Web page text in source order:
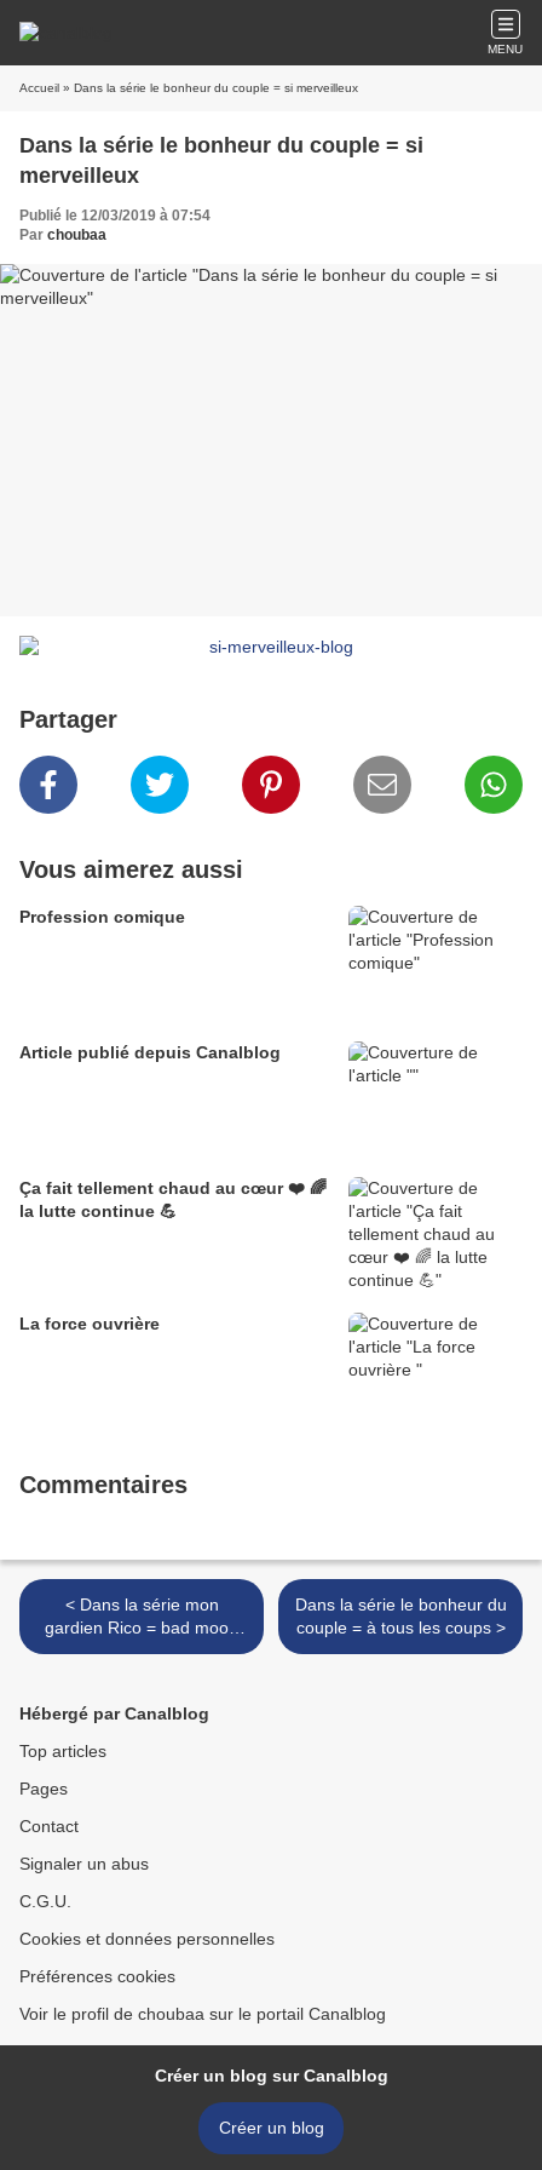
MENU
Accueil » Dans la série le bonheur du couple = si merveilleux
Dans la série le bonheur du couple = si
merveilleux
Publié le 12/03/2019 à 07:54
Par choubaa
Partager
Vous aimerez aussi
Profession comique
Article publié depuis Canalblog
Ça fait tellement chaud au cœur ❤️ 🌈
la lutte continue 💪
La force ouvrière
Commentaires
< Dans la série mon
gardien Rico = bad mood
day
Dans la série le bonheur du
couple = à tous les coups >
Hébergé par Canalblog
Top articles
Pages
Contact
Signaler un abus
C.G.U.
Cookies et données personnelles
Préférences cookies
Voir le profil de choubaa sur le portail Canalblog
Créer un blog sur Canalblog
Créer un blog